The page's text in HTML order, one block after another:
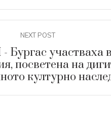
NEXT POST
участваха
посветена на
културно